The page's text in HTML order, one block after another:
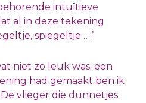
intuïtieve
al in deze tekening
spiegeltje ….’
niet zo leuk was: een
had gemaakt ben ik
vlieger die dunnetjes